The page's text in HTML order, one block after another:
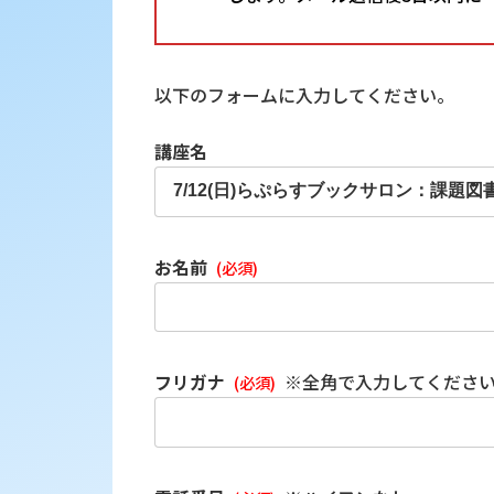
以下のフォームに入力してください。
講座名
お名前 (必須)
フリガナ (必須) ※全角で入力してくださ